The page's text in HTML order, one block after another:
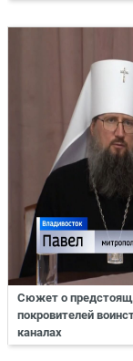
Сюжет о
покровителей
каналах